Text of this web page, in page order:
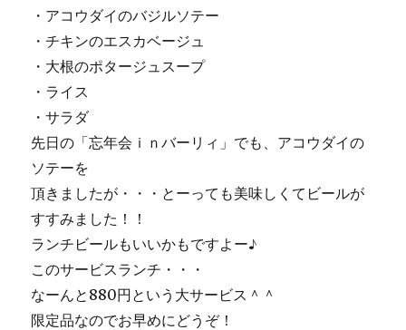
・アコウダイのバジルソテー
・チキンのエスカベージュ
・大根のポタージュスープ
・ライス
・サラダ
先日の「忘年会ｉｎバーリィ」でも、アコウダイの
ソテーを
頂きましたが・・・とーっても美味しくてビールが
すすみました！！
ランチビールもいいかもですよー♪
このサービスランチ・・・
なーんと880円という大サービス＾＾
限定品なのでお早めにどうぞ！